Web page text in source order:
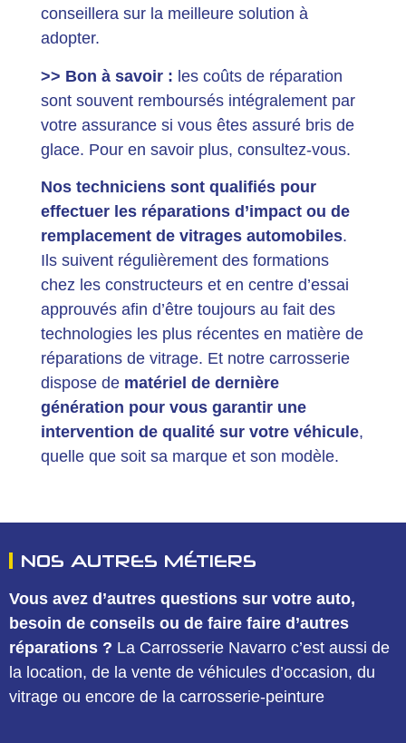
conseillera sur la meilleure solution à
adopter.
>> Bon à savoir : les coûts de réparation
sont souvent remboursés intégralement par
votre assurance si vous êtes assuré bris de
glace. Pour en savoir plus, consultez-vous.
Nos techniciens sont qualifiés pour
effectuer les réparations d’impact ou de
remplacement de vitrages automobiles.
Ils suivent régulièrement des formations
chez les constructeurs et en centre d’essai
approuvés afin d’être toujours au fait des
technologies les plus récentes en matière de
réparations de vitrage. Et notre carrosserie
dispose de matériel de dernière
génération pour vous garantir une
intervention de qualité sur votre véhicule,
quelle que soit sa marque et son modèle.
NOS AUTRES MÉTIERS
Vous avez d’autres questions sur votre auto,
besoin de conseils ou de faire faire d’autres
réparations ? La Carrosserie Navarro c’est aussi de
la location, de la vente de véhicules d’occasion, du
vitrage ou encore de la carrosserie-peinture